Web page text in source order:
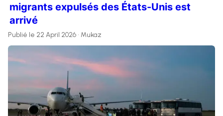
migrants expulsés des États-Unis est
arrivé
Publié le 22 April 2026 • Mukaz